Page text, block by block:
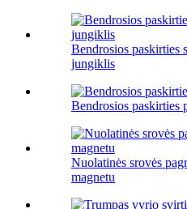
Bendrosios paskirties
jungiklis
Bendrosios paskirties
Nuolatinės srovės
magnetu